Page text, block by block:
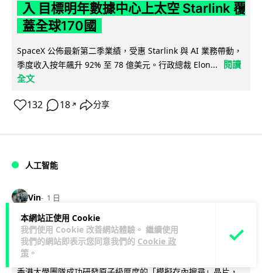
本網站正使用 Cookie
我們使用 Cookie 改善網站體驗。 繼續使用
我們的網站即表示您同意我們的 Cookie 政
策 。
入 目標明年數據中心上太空 Starlink 覆
蓋全球170國
SpaceX 公佈最新第二季業績，受惠 Starlink 與 AI 業務帶動，
季度收入按年飆升 92% 至 78 億美元。行政總裁 Elon...
閱讀
全文
132 18 ↗ 分享
人工智能
Vin 1 日
港大研原子級新晶片 AI 搜尋速度提升
一億倍 手機人臉識別免上雲端